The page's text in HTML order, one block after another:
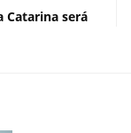
Catarina será